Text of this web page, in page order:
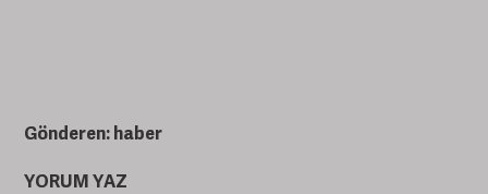
Gönderen: haber
YORUM YAZ